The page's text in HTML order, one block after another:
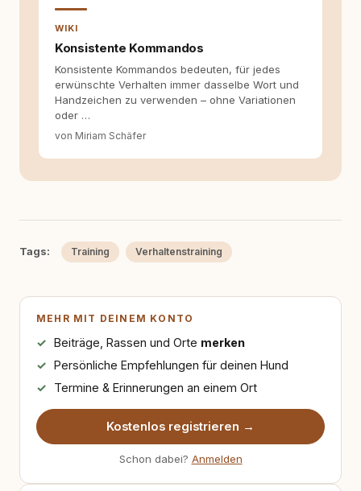
WIKI
Konsistente Kommandos
Konsistente Kommandos bedeuten, für jedes
erwünschte Verhalten immer dasselbe Wort und
Handzeichen zu verwenden – ohne Variationen
oder …
von Miriam Schäfer
Tags: Training Verhaltenstraining
MEHR MIT DEINEM KONTO
Beiträge, Rassen und Orte merken
Persönliche Empfehlungen für deinen Hund
Termine & Erinnerungen an einem Ort
Kostenlos registrieren →
Schon dabei? Anmelden